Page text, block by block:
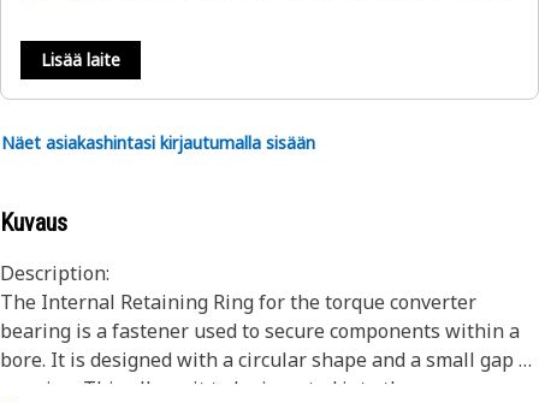
Lisää laite
Näet asiakashintasi kirjautumalla sisään
Kuvaus
Description:
The Internal Retaining Ring for the torque converter
bearing is a fastener used to secure components within a
bore. It is designed with a circular shape and a small gap or
opening. This allows it to be inserted into the groove or